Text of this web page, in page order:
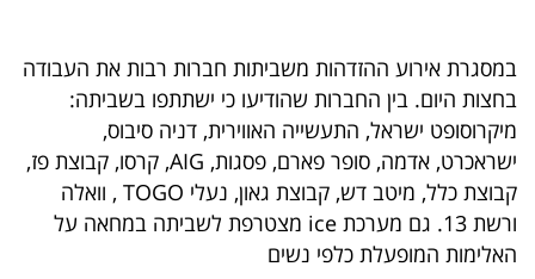
המילון
הכלכלי
פודקאסט
40
UNDER
במסגרת אירוע ההזדהות משביתות חברות רבות את העבודה
בחצות היום. בין החברות שהודיעו כי ישתתפו בשביתה:
מיקרוסופט ישראל, התעשייה האווירית, דניה סיבוס,
ישראכרט, אדמה, סופר פארם, פסגות, AIG, קרסו, קבוצת פז,
קבוצת כלל, מיטב דש, קבוצת גאון, נעלי TOGO , וואלה
ורשת 13. גם מערכת ice מצטרפת לשביתה במחאה על
האלימות המופעלת כלפי נשים